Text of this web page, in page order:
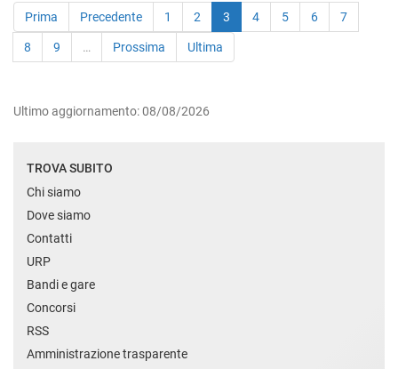
Prima Precedente 1 2 3 4 5 6 7
8 9 … Prossima Ultima
Ultimo aggiornamento: 08/08/2026
TROVA SUBITO
Chi siamo
Dove siamo
Contatti
URP
Bandi e gare
Concorsi
RSS
Amministrazione trasparente